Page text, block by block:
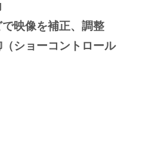
映像を補正、調整
ショーコントロール